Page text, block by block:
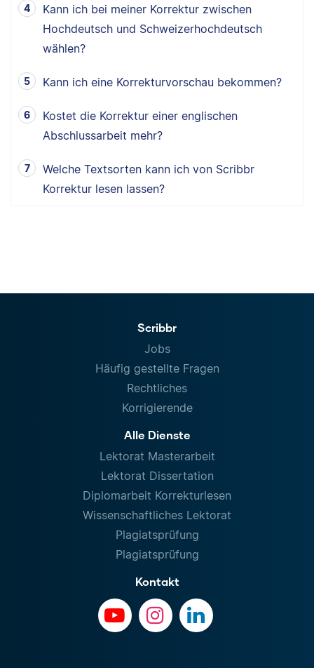
Kann ich bei meiner Korrektur zwischen
Hochdeutsch und Schweizerhochdeutsch
wählen?
Kann ich eine Korrekturvorschau bekommen?
Kostet die Korrektur einer englischen
Abschlussarbeit mehr?
Welche Textsorten kann ich von Scribbr
Korrektur lesen lassen?
Scribbr
Jobs
Häufig gestellte Fragen
Rechtliches
Korrigierende
Alle Dienste
Lektorat Masterarbeit
Lektorat Dissertation
Diplomarbeit Korrekturlesen
Wissenschaftliches Lektorat
Plagiatsprüfung
Plagiatsprüfung
Kontakt